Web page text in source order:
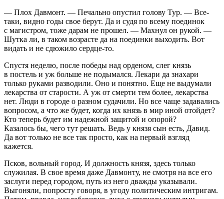
— Плох Давмонт. — Печально опустил голову Тур. — Все-
таки, видно годы свое берут. Да и судя по всему поединок
с магистром, тоже дарам не прошел. — Махнул он рукой. —
Шутка ли, в таком возрасте да на поединки выходить. Вот
видать и не сдюжило сердце-то.
Спустя неделю, после победы над орденом, слег князь
в постель и уж больше не подымался. Лекари да знахари
только руками разводили. Оно и понятно. Еще не выдумали
лекарства от старости. А уж от смерти тем более, лекарства
нет. Люди в городе о разном судачили. Но все чаще задавались
вопросом, а что же будет, когда их князь в мир иной отойдет?
Кто теперь будет им надежной защитой и опорой?
Казалось бы, чего тут решать. Ведь у князя сын есть, Давид.
Да вот только не все так просто, как на первый взгляд
кажется.
Псков, вольный город. И должность князя, здесь только
служилая. В свое время даже Давмонту, не смотря на все его
заслуги перед городом, путь из него дважды указывали.
Выгоняли, попросту говоря, в угоду политическим интригам.